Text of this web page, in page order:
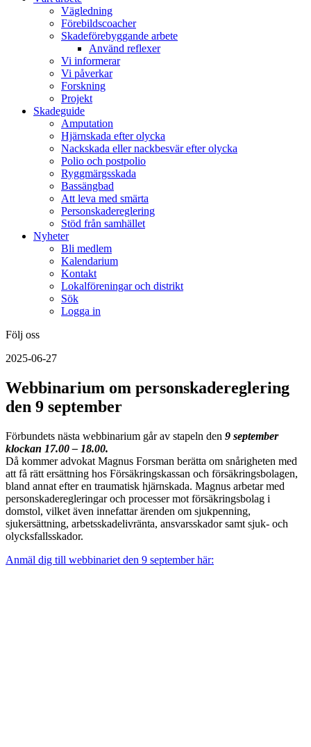
Vägledning
Förebildscoacher
Skadeförebyggande arbete
Använd reflexer
Vi informerar
Vi påverkar
Forskning
Projekt
Skadeguide
Amputation
Hjärnskada efter olycka
Nackskada eller nackbesvär efter olycka
Polio och postpolio
Ryggmärgsskada
Bassängbad
Att leva med smärta
Personskadereglering
Stöd från samhället
Nyheter
Bli medlem
Kalendarium
Kontakt
Lokalföreningar och distrikt
Sök
Logga in
Följ oss
2025-06-27
Webbinarium om personskadereglering
den 9 september
Förbundets nästa webbinarium går av stapeln den 9 september
klockan 17.00 – 18.00.
Då kommer advokat Magnus Forsman berätta om snårigheten med
att få rätt ersättning hos Försäkringskassan och försäkringsbolagen,
bland annat efter en traumatisk hjärnskada. Magnus arbetar med
personskaderegleringar och processer mot försäkringsbolag i
domstol, vilket även innefattar ärenden om sjukpenning,
sjukersättning, arbetsskadelivränta, ansvarsskador samt sjuk- och
olycksfallsskador.
Anmäl dig till webbinariet den 9 september här: